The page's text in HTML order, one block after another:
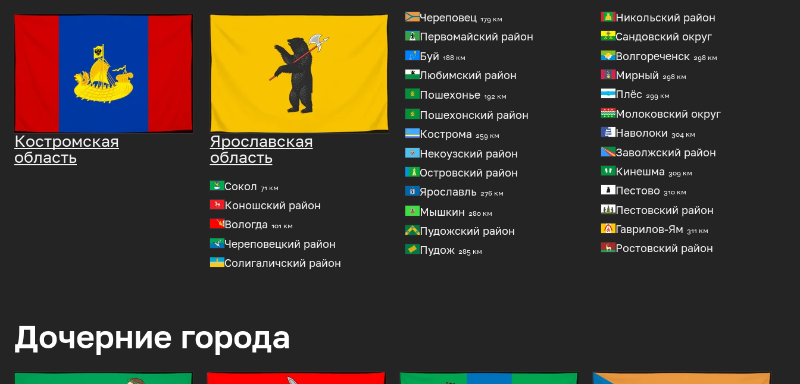
Костромская
область
Ярославская
область
Сокол 71 км
Коношский район
Вологда 101 км
Череповецкий район
Солигаличский район
Череповец 179 км
Первомайский район
Буй 188 км
Любимский район
Пошехонье 192 км
Пошехонский район
Кострома 259 км
Некоузский район
Островский район
Ярославль 276 км
Мышкин 280 км
Пудожский район
Пудож 285 км
Никольский район
Сандовский округ
Волгореченск 298 км
Мирный 298 км
Плёс 299 км
Молоковский округ
Наволоки 304 км
Заволжский район
Кинешма 309 км
Пестово 310 км
Пестовский район
Гаврилов-Ям 311 км
Ростовский район
Дочерние города